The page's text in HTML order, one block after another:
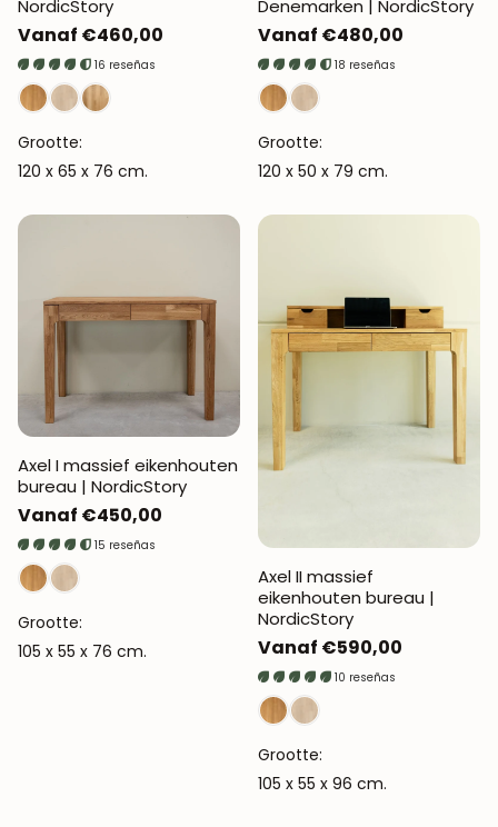
NordicStory
Normale
prijs
Vanaf €460,00
16 reseñas
Grootte:
120 x 65 x 76 cm.
Denemarken | NordicStory
Normale
prijs
Vanaf €480,00
18 reseñas
Grootte:
120 x 50 x 79 cm.
Axel I massief eikenhouten
bureau | NordicStory
Normale
prijs
Vanaf €450,00
15 reseñas
Grootte:
105 x 55 x 76 cm.
Axel II massief
eikenhouten bureau |
NordicStory
Normale
prijs
Vanaf €590,00
10 reseñas
Grootte:
105 x 55 x 96 cm.